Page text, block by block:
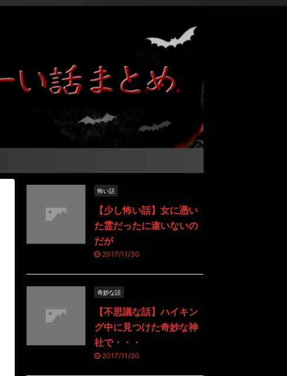
怖い話
【少し怖い話】女に憑い
た霊だったに違いないの
だが
2017/11/30
奇妙な話
【不思議な話】ハイキン
グ中に見つけた奇妙な神
社で・・・
2017/11/30